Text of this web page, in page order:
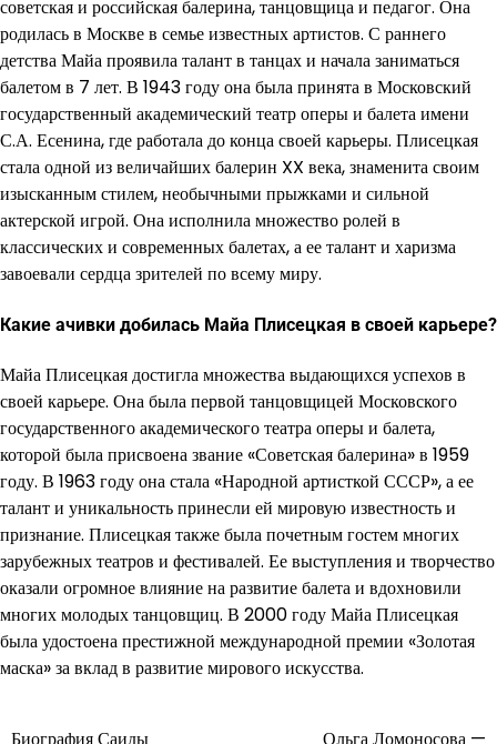
советская и российская балерина, танцовщица и педагог. Она
родилась в Москве в семье известных артистов. С раннего
детства Майа проявила талант в танцах и начала заниматься
балетом в 7 лет. В 1943 году она была принята в Московский
государственный академический театр оперы и балета имени
С.А. Есенина, где работала до конца своей карьеры. Плисецкая
стала одной из величайших балерин XX века, знаменита своим
изысканным стилем, необычными прыжками и сильной
актерской игрой. Она исполнила множество ролей в
классических и современных балетах, а ее талант и харизма
завоевали сердца зрителей по всему миру.
Какие ачивки добилась Майа Плисецкая в своей карьере?
Майа Плисецкая достигла множества выдающихся успехов в
своей карьере. Она была первой танцовщицей Московского
государственного академического театра оперы и балета,
которой была присвоена звание «Советская балерина» в 1959
году. В 1963 году она стала «Народной артисткой СССР», а ее
талант и уникальность принесли ей мировую известность и
признание. Плисецкая также была почетным гостем многих
зарубежных театров и фестивалей. Ее выступления и творчество
оказали огромное влияние на развитие балета и вдохновили
многих молодых танцовщиц. В 2000 году Майа Плисецкая
была удостоена престижной международной премии «Золотая
маска» за вклад в развитие мирового искусства.
Биография Саиды
Ольга Ломоносова —